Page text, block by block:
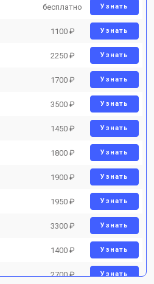
бесплатно Узнать
1100 ₽ Узнать
2250 ₽ Узнать
1700 ₽ Узнать
3500 ₽ Узнать
1450 ₽ Узнать
1800 ₽ Узнать
1900 ₽ Узнать
1950 ₽ Узнать
3300 ₽ Узнать
1400 ₽ Узнать
2700 ₽ Узнать